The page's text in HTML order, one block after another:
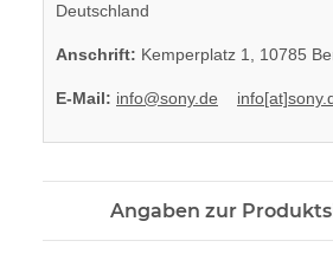
Deutschland
Anschrift: Kemperplatz 1, 10785
E-Mail: info@sony.de
Angaben zur